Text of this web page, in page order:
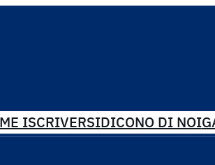
ISCRIVERSIDICONO DI NOI